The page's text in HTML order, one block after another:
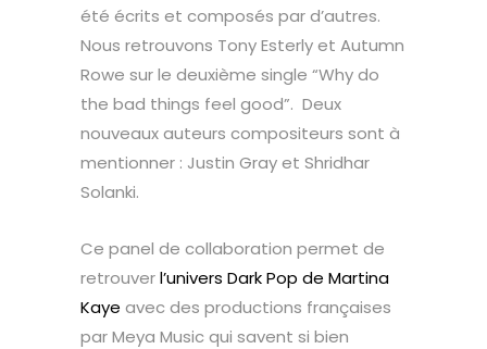
été écrits et composés par d’autres.
Nous retrouvons Tony Esterly et Autumn
Rowe sur le deuxième single “Why do
the bad things feel good”. Deux
nouveaux auteurs compositeurs sont à
mentionner : Justin Gray et Shridhar
Solanki.
Ce panel de collaboration permet de
retrouverl’univers Dark Pop de Martina
Kaye avec des productions françaises
par Meya Music qui savent si bien